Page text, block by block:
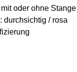
oder ohne Stange
durchsichtig / rosa